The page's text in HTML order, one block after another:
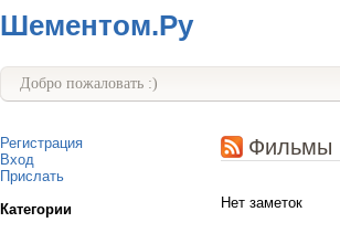
Шементом.Ру
Добро пожаловать :)
Регистрация
Вход
Прислать
Категории
Фильмы
Нет заметок